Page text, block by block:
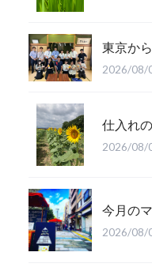
東京か
2026/08/
仕入れ
2026/08/
今月の
2026/08/